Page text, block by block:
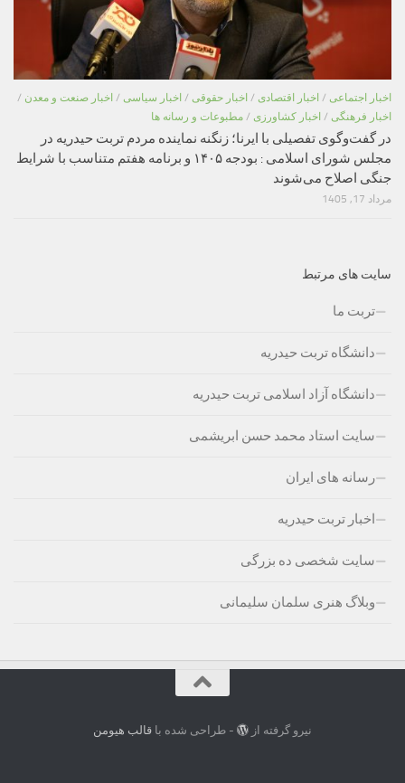
اخبار اجتماعی / اخبار اقتصادی / اخبار حقوقی / اخبار سیاسی / اخبار صنعت و معدن /
اخبار فرهنگی / اخبار کشاورزی / مطبوعات و رسانه ها
در گفت‌وگوی تفصیلی با ایرنا؛ زنگنه نماینده مردم تربت حیدریه در
مجلس شورای اسلامی : بودجه ۱۴۰۵ و برنامه هفتم متناسب با شرایط
جنگی اصلاح می‌شوند
مرداد 17, 1405
سایت های مرتبط
تربت ما
دانشگاه تربت حیدریه
دانشگاه آزاد اسلامی تربت حیدریه
سایت استاد محمد حسن ابریشمی
رسانه های ایران
اخبار تربت حیدریه
سایت شخصی ده بزرگی
وبلاگ هنری سلمان سلیمانی
نیرو گرفته از - طراحی شده باقالب هیومن